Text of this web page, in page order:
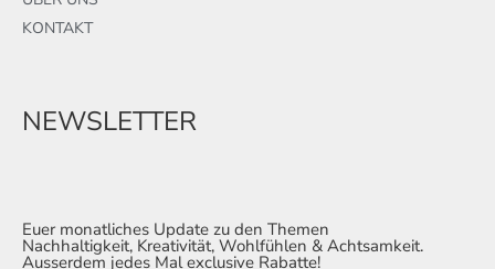
KONTAKT
NEWSLETTER
Euer monatliches Update zu den Themen
Nachhaltigkeit, Kreativität, Wohlfühlen & Achtsamkeit.
Ausserdem jedes Mal exclusive Rabatte!